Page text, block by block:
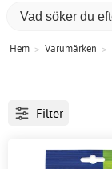
Hem > Varumärken >
Filter